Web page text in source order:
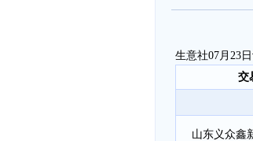
生意社07月23
交
山东义众鑫